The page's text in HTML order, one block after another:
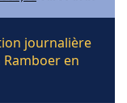
journalière
en